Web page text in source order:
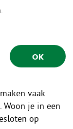
OK
vaak
je in een
op